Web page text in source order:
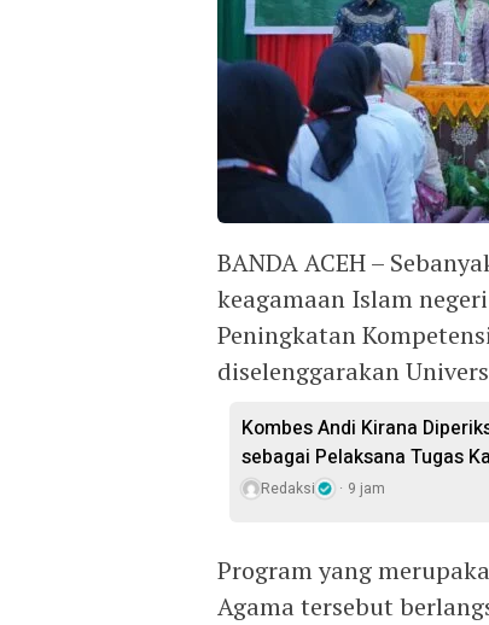
BANDA ACEH –
keagamaan Islam
Peningkatan
diselenggarakan
Kombes Andi Kirana
sebagai Pelaksana Tugas
Redaksi 9 jam
Program yang
Agama tersebut